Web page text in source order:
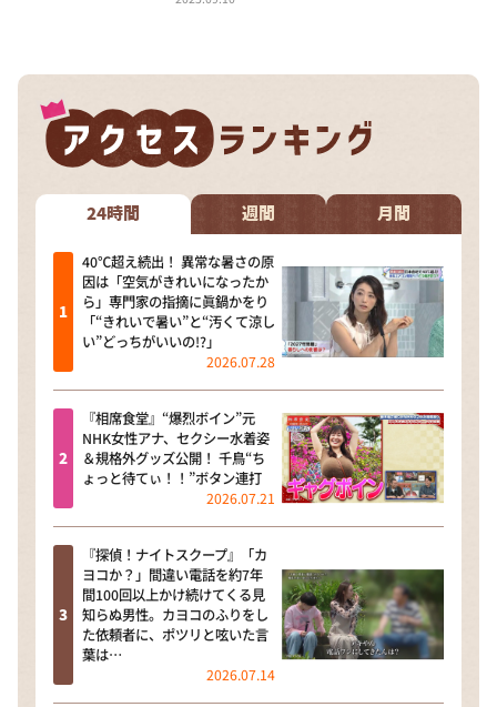
河合＆A.B.C-Z塚田×福井アナ「なんでやねん！？」
（news おかえり）
DAIGOも台所 ～きょうの献立 何にする？～
本日はダイアンなり！シーズン２
朝だ！生です旅サラダ
教えて！ニュースライブ 正義のミカタ
ＬＩＦＥ～夢のカタチ～
新婚さんいらっしゃい！
ポツンと一軒家
ザキ山小屋本館
ぺこぱのまるスポ
24時間 週間 月間
40℃超え続出！ 異常な暑さの原
因は「空気がきれいになったか
ら」専門家の指摘に眞鍋かをり
「“きれいで暑い”と“汚くて涼し
い”どっちがいいの!?」
2026.07.28
『相席食堂』“爆烈ボイン”元
NHK女性アナ、セクシー水着姿
＆規格外グッズ公開！ 千鳥“ち
ょっと待てぃ！！”ボタン連打
2026.07.21
『探偵！ナイトスクープ』「カ
ヨコか？」間違い電話を約7年
間100回以上かけ続けてくる見
知らぬ男性。カヨコのふりをし
た依頼者に、ポツリと呟いた言
葉は…
2026.07.14